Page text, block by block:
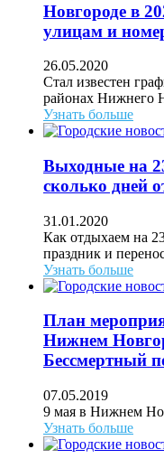
Новгороде в
улицам и
26.05.2020
Стал известен
районах Нижнего
Узнать больше
Выходные на
сколько дней
31.01.2020
Как отдыхаем на
праздник и
Узнать больше
План
Нижнем
Бессмертный
07.05.2019
9 мая в Нижнем
Узнать больше